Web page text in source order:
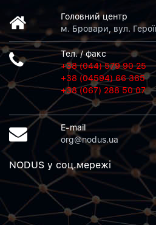
Головний центр
м. Бровари, вул.
Тел. / факс
+38 (044) 579 90 25
+38 (04594) 66 365
+38 (067) 288 50 07
E-mail
org@nodus.ua
NODUS у соц.мережi